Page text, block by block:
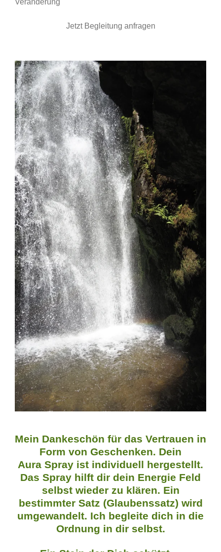
Jetzt Begleitung anfragen
Mein Dankeschön für das Vertrauen in
Form von Geschenken. Dein
Aura Spray ist individuell hergestellt.
Das Spray hilft dir dein Energie Feld
selbst wieder zu klären. Ein
bestimmter Satz (Glaubenssatz) wird
umgewandelt. Ich begleite dich in die
Ordnung in dir selbst.